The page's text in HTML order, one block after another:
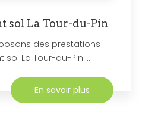
sol La Tour-du-Pin
des prestations
La Tour-du-Pin....
En savoir plus